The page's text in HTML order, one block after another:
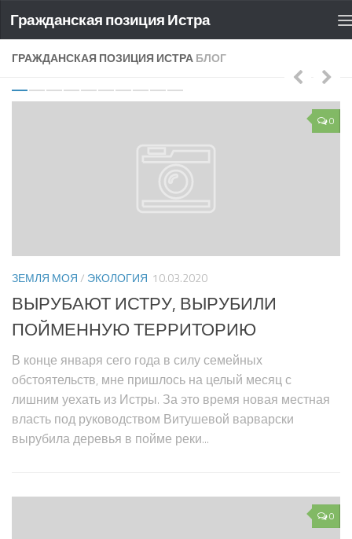
Гражданская позиция Истра
ГРАЖДАНСКАЯ ПОЗИЦИЯ ИСТРАБЛОГ
0
ЗЕМЛЯ МОЯ/ ЭКОЛОГИЯ 10.03.2020
ВЫРУБАЮТ ИСТРУ, ВЫРУБИЛИ
ПОЙМЕННУЮ ТЕРРИТОРИЮ
В конце января сего года в силу семейных
обстоятельств, мне пришлось на целый месяц с
лишним уехать из Истры. За это время новая местная
власть под руководством Витушевой варварски
вырубила деревья в пойме реки...
0